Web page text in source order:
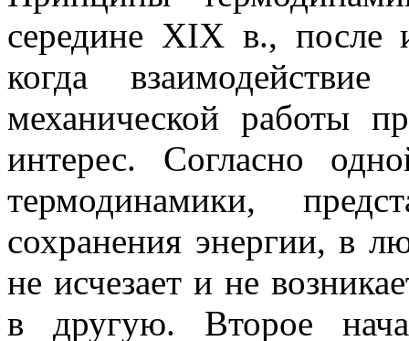
середине XIX в., после
когда
механической работы
интерес. Согласно
термодинамики,
сохранения энергии, в
не исчезает и не
в другую. Второе